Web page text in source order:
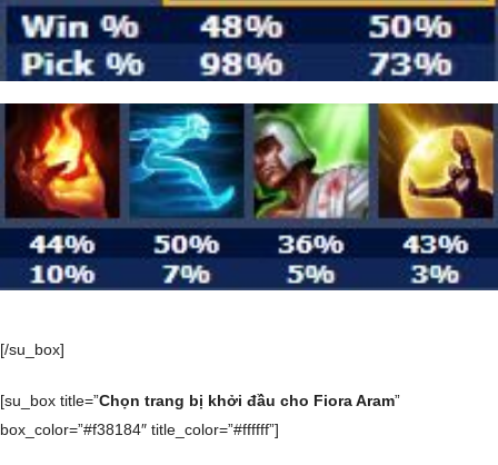
[/su_box]
[su_box title=”Chọn trang bị khởi đầu cho Fiora Aram”
box_color=”#f38184″ title_color=”#ffffff”]